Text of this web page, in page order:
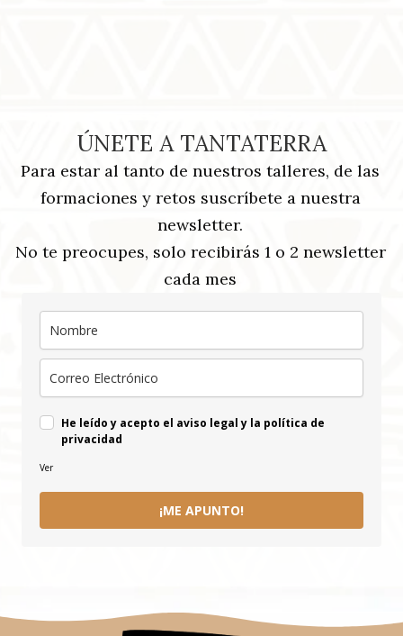
ÚNETE A TANTATERRA
Para estar al tanto de nuestros talleres, de las
formaciones y retos suscríbete a nuestra
newsletter.
No te preocupes, solo recibirás 1 o 2 newsletter
cada mes
He leído y acepto el aviso legal y la política de
privacidad
Ver
¡ME APUNTO!